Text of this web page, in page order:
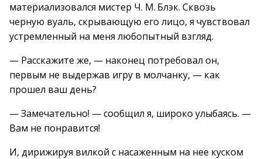
материализовался мистер Ч. М. Блэк. Сквозь
черную вуаль, скрывающую его лицо, я чувствовал
устремленный на меня любопытный взгляд.
— Расскажите же, — наконец потребовал он,
первым не выдержав игру в молчанку, — как
прошел ваш день?
— Замечательно! — сообщил я, широко улыбаясь. —
Вам не понравится!
И, дирижируя вилкой с насаженным на нее куском